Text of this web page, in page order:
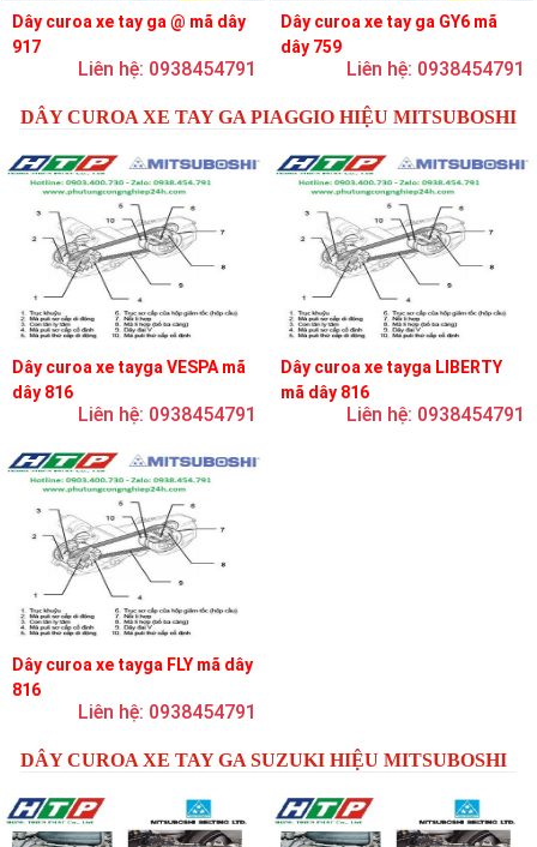
Dây curoa xe tay ga @ mã dây
917
Liên hệ: 0938454791
Dây curoa xe tay ga GY6 mã
dây 759
Liên hệ: 0938454791
DÂY CUROA XE TAY GA PIAGGIO HIỆU MITSUBOSHI
Dây curoa xe tayga VESPA mã
dây 816
Liên hệ: 0938454791
Dây curoa xe tayga LIBERTY
mã dây 816
Liên hệ: 0938454791
Dây curoa xe tayga FLY mã dây
816
Liên hệ: 0938454791
DÂY CUROA XE TAY GA SUZUKI HIỆU MITSUBOSHI